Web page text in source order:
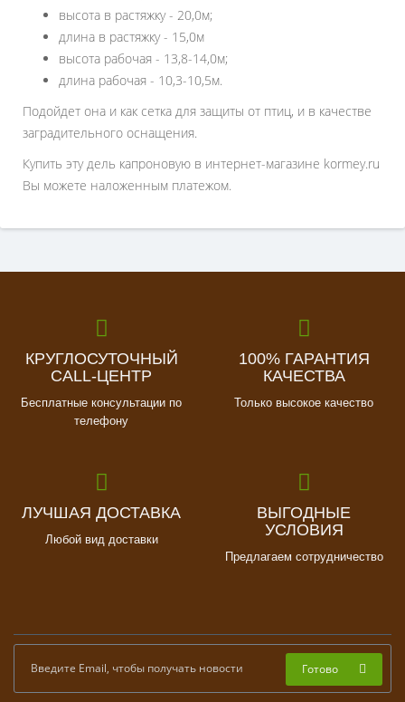
высота в растяжку - 20,0м;
длина в растяжку - 15,0м
высота рабочая - 13,8-14,0м;
длина рабочая - 10,3-10,5м.
Подойдет она и как сетка для защиты от птиц, и в качестве
заградительного оснащения.
Купить эту дель капроновую в интернет-магазине kormey.ru
Вы можете наложенным платежом.
КРУГЛОСУТОЧНЫЙ
CALL-ЦЕНТР
Бесплатные консультации по
телефону
100% ГАРАНТИЯ
КАЧЕСТВА
Только высокое качество
ЛУЧШАЯ ДОСТАВКА
Любой вид доставки
ВЫГОДНЫЕ
УСЛОВИЯ
Предлагаем сотрудничество
Готово